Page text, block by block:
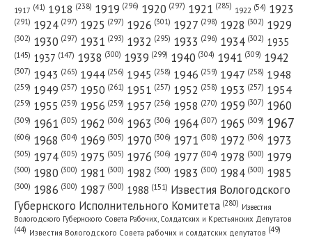
1917 (41) 1918 (238) 1919 (296) 1920 (297) 1921 (285) 1922 (54) 1923
(291) 1924 (297) 1925 (297) 1926 (301) 1927 (298) 1928 (302) 1929
(302) 1930 (297) 1931 (293) 1932 (295) 1933 (296) 1934 (302) 1935
(145) 1937 (147) 1938 (300) 1939 (299) 1940 (304) 1941 (309) 1942
(307) 1943 (265) 1944 (256) 1945 (258) 1946 (259) 1947 (258) 1948
(259) 1949 (257) 1950 (261) 1951 (257) 1952 (258) 1953 (257) 1954
(259) 1955 (259) 1956 (259) 1957 (256) 1958 (270) 1959 (307) 1960
(309) 1961 (305) 1962 (306) 1963 (306) 1964 (307) 1965 (309) 1967
(606) 1968 (304) 1969 (305) 1970 (306) 1971 (308) 1972 (306) 1973
(305) 1974 (305) 1975 (305) 1976 (306) 1977 (304) 1978 (300) 1979
(300) 1980 (300) 1981 (300) 1982 (300) 1983 (300) 1984 (300) 1985
(300) 1986 (300) 1987 (300) 1988 (151) Известия Вологодского
Губернского Исполнительного Комитета (280) Известия
Вологодского Губернского Совета Рабочих, Солдатских и Крестьянских Депутатов
(44) Известия Вологодского Совета рабочих и солдатских депутатов (49)